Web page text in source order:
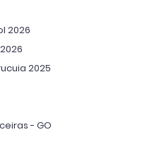
2026
2025
- GO